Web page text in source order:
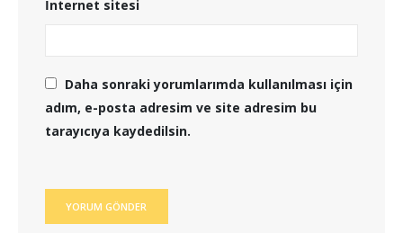
İnternet sitesi
Daha sonraki yorumlarımda kullanılması için
adım, e-posta adresim ve site adresim bu
tarayıcıya kaydedilsin.